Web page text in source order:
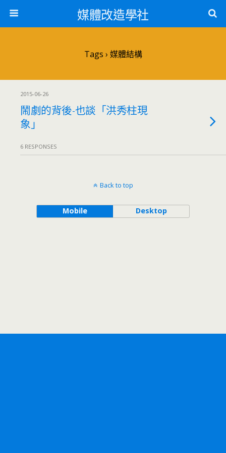
媒體改造學社
Tags › 媒體結構
2015-06-26
鬧劇的背後-也談「洪秀柱現
象」
6 RESPONSES
Back to top
Mobile Desktop